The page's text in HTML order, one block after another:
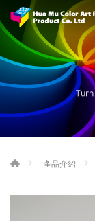
產品介紹